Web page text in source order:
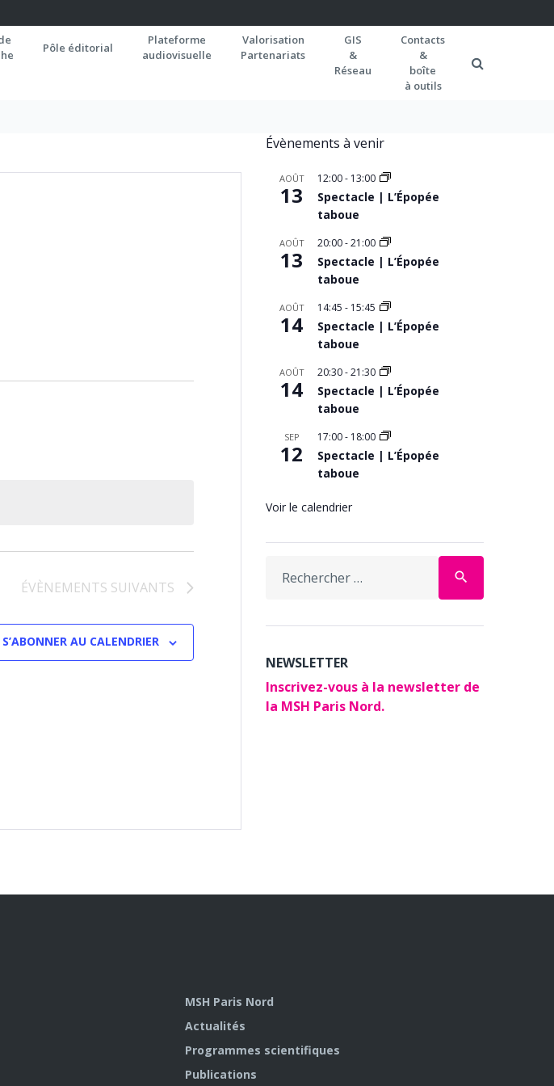
Pôle éditorial
Plateforme
audiovisuelle
Valorisation
Partenariats
GIS
&
Réseau
Contacts
&
boîte
à outils
ÉVÈNEMENTS SUIVANTS
S’ABONNER AU CALENDRIER
Évènements à venir
AOÛT
13
12:00- 13:00
Spectacle | L’Épopée
taboue
AOÛT
13
20:00-21:00
Spectacle | L’Épopée
taboue
AOÛT
14
14:45 - 15:45
Spectacle | L’Épopée
taboue
AOÛT
14
20:30-21:30
Spectacle | L’Épopée
taboue
SEP
12
17:00- 18:00
Spectacle | L’Épopée
taboue
Voir le calendrier
for:
search
NEWSLETTER
Inscrivez-vous à la newsletter de
la MSH Paris Nord.
MSH Paris Nord
Actualités
Programmes scientifiques
Publications